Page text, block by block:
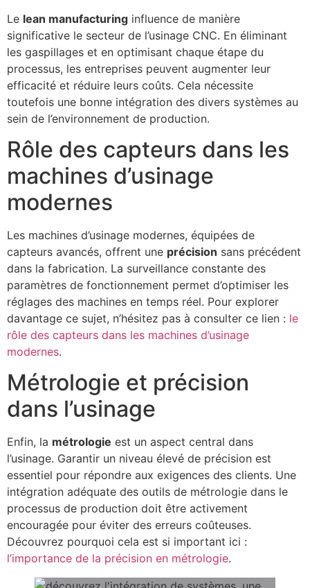
Le lean manufacturing influence de manière
significative le secteur de l’usinage CNC. En éliminant
les gaspillages et en optimisant chaque étape du
processus, les entreprises peuvent augmenter leur
efficacité et réduire leurs coûts. Cela nécessite
toutefois une bonne intégration des divers systèmes au
sein de l’environnement de production.
Rôle des capteurs dans les
machines d’usinage
modernes
Les machines d’usinage modernes, équipées de
capteurs avancés, offrent une précision sans précédent
dans la fabrication. La surveillance constante des
paramètres de fonctionnement permet d’optimiser les
réglages des machines en temps réel. Pour explorer
davantage ce sujet, n’hésitez pas à consulter ce lien : le
rôle des capteurs dans les machines d’usinage
modernes.
Métrologie et précision
dans l’usinage
Enfin, la métrologie est un aspect central dans
l’usinage. Garantir un niveau élevé de précision est
essentiel pour répondre aux exigences des clients. Une
intégration adéquate des outils de métrologie dans le
processus de production doit être activement
encouragée pour éviter des erreurs coûteuses.
Découvrez pourquoi cela est si important ici :
l’importance de la précision en métrologie.